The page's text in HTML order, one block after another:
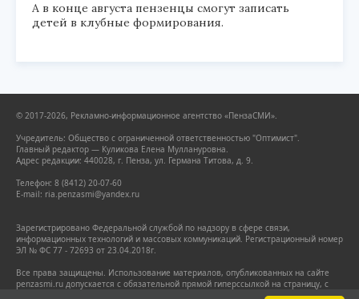
А в конце августа пензенцы смогут записать
детей в клубные формирования.
© 2017-2026, Рекламно-информационное агентство «ПензаСМИ».
Учредитель: Общество с ограниченной ответственностью "Оптимист".
Главный редактор — Куликова Елена Муллануровна.
Адрес редакции: 440028, г. Пенза, ул. Германа Титова, д. 9.
Телефон: 8 (8412) 20-07-60
E-mail: ria.penzasmi@yandex.ru
Зарегистрировано Федеральной службой по надзору в сфере связи,
информационных технологий и массовых коммуникаций. Регистрационный номер
ЭЛ № ФС 77 - 72693 от 23.04.2018г.
Все права защищены. Использование материалов, опубликованных на сайте
penzasmi.ru допускается с обязательной прямой гиперссылкой на страницу, с
которой заимствован материал. Гиперссылка должна размещаться